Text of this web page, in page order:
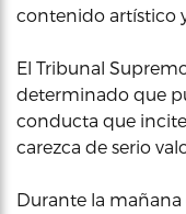
contenido artístico
El Tribunal
determinado que
conducta que incite
carezca de serio
Durante la